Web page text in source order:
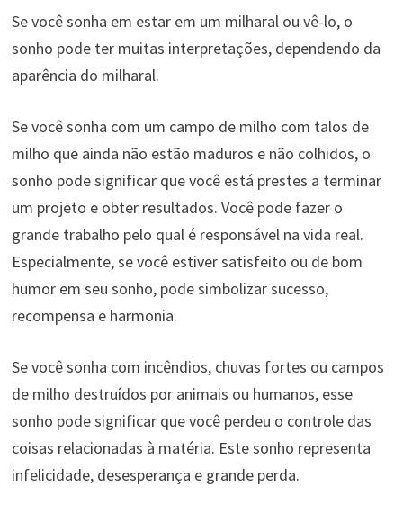
Se você sonha em estar em um milharal ou vê-lo, o
sonho pode ter muitas interpretações, dependendo da
aparência do milharal.
Se você sonha com um campo de milho com talos de
milho que ainda não estão maduros e não colhidos, o
sonho pode significar que você está prestes a terminar
um projeto e obter resultados. Você pode fazer o
grande trabalho pelo qual é responsável na vida real.
Especialmente, se você estiver satisfeito ou de bom
humor em seu sonho, pode simbolizar sucesso,
recompensa e harmonia.
Se você sonha com incêndios, chuvas fortes ou campos
de milho destruídos por animais ou humanos, esse
sonho pode significar que você perdeu o controle das
coisas relacionadas à matéria. Este sonho representa
infelicidade, desesperança e grande perda.